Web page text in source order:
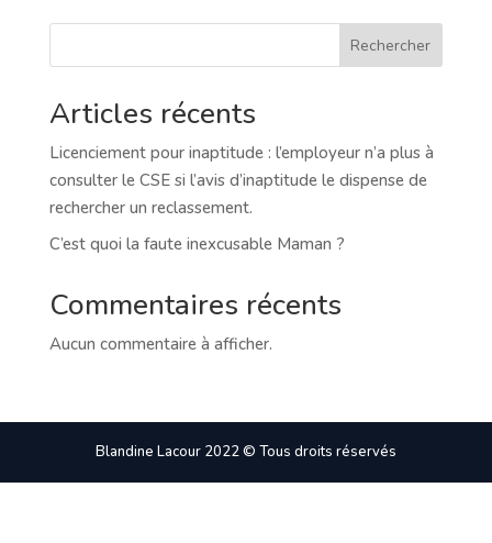
Rechercher
Articles récents
Licenciement pour inaptitude : l’employeur n’a plus à
consulter le CSE si l’avis d’inaptitude le dispense de
rechercher un reclassement.
C’est quoi la faute inexcusable Maman ?
Commentaires récents
Aucun commentaire à afficher.
Blandine Lacour 2022 © Tous droits réservés